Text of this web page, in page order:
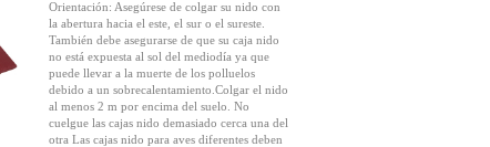
Orientación: Asegúrese de colgar su nido con
la abertura hacia el este, el sur o el sureste.
También debe asegurarse de que su caja nido
no está expuesta al sol del mediodía ya que
puede llevar a la muerte de los polluelos
debido a un sobrecalentamiento.Colgar el nido
al menos 2 m por encima del suelo. No
cuelgue las cajas nido demasiado cerca una del
otra Las cajas nido para aves diferentes deben